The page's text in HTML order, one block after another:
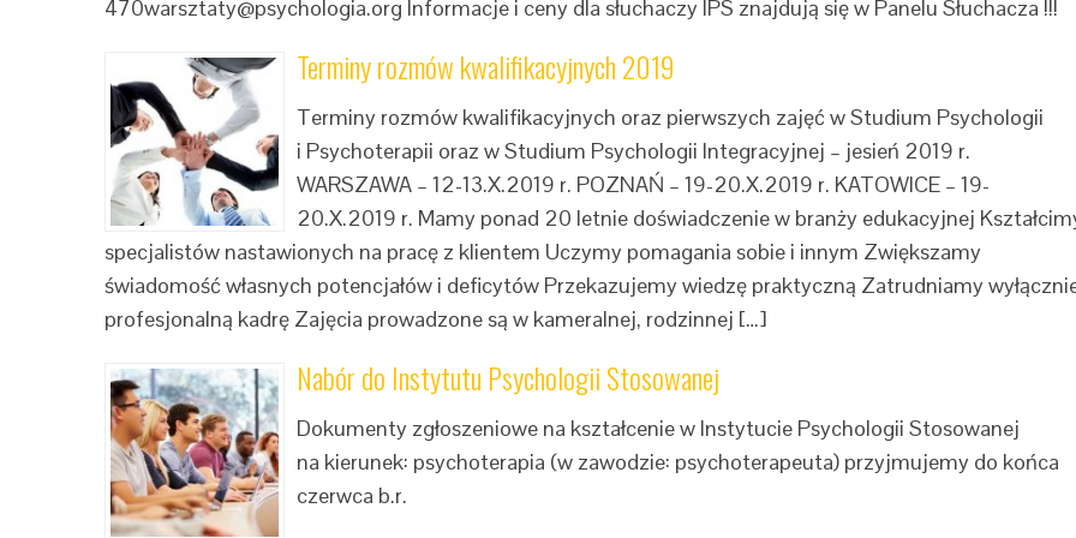
470warsztaty@psychologia.org Informacje i ceny dla słuchaczy IPS znajdują się w Panelu Słuchacza !!!
Terminy rozmów kwalifikacyjnych 2019
Terminy rozmów kwalifikacyjnych oraz pierwszych zajęć w Studium Psychologii
i Psychoterapii oraz w Studium Psychologii Integracyjnej – jesień 2019 r.
WARSZAWA – 12-13.X.2019 r. POZNAŃ – 19-20.X.2019 r. KATOWICE – 19-
20.X.2019 r. Mamy ponad 20 letnie doświadczenie w branży edukacyjnej
specjalistów nastawionych na pracę z klientem Uczymy pomagania sobie i innym Zwiększamy
świadomość własnych potencjałów i deficytów Przekazujemy wiedzę praktyczną Zatrudniamy
profesjonalną kadrę Zajęcia prowadzone są w kameralnej, rodzinnej […]
Nabór do Instytutu Psychologii Stosowanej
Dokumenty zgłoszeniowe na kształcenie w Instytucie Psychologii Stosowanej
na kierunek: psychoterapia (w zawodzie: psychoterapeuta) przyjmujemy do końca
czerwca b.r.